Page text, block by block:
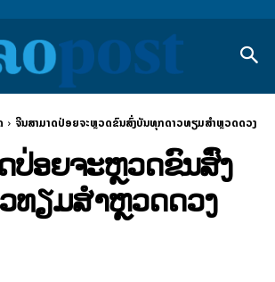
ຈີນສາມາດປ່ອຍຈະຫຼວດຂົນສົ່ງບັນທຸກດາວທຽມສຳຫຼວດດວງ
ປ່ອຍຈະຫຼວດຂົນສົ່ງ
ທຽມສຳຫຼວດດວງ